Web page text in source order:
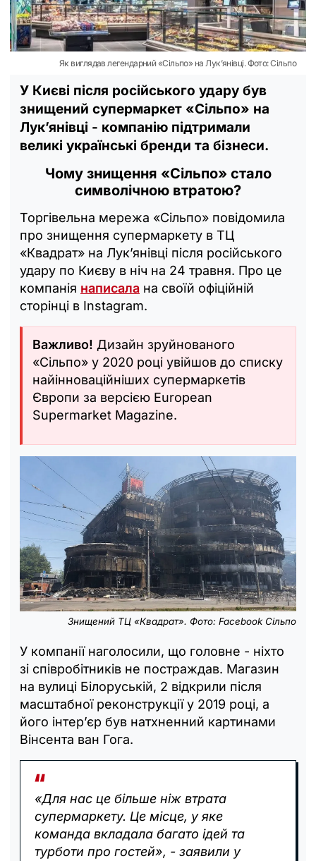
Як виглядав легендарний «Сільпо» на Лук’янівці. Фото: Сільпо
У Києві після російського удару був
знищений супермаркет «Сільпо» на
Лук’янівці - компанію підтримали
великі українські бренди та бізнеси.
Чому знищення «Сільпо» стало
символічною втратою?
Торгівельна мережа «Сільпо» повідомила
про знищення супермаркету в ТЦ
«Квадрат» на Лук’янівці після російського
удару по Києву в ніч на 24 травня. Про це
компанія написала на своїй офіційній
сторінці в Instagram.
Важливо! Дизайн зруйнованого
«Сільпо» у 2020 році увійшов до списку
найінноваційніших супермаркетів
Європи за версією European
Supermarket Magazine.
Знищений ТЦ «Квадрат». Фото: Facebook Сільпо
У компанії наголосили, що головне - ніхто
зі співробітників не постраждав. Магазин
на вулиці Білоруській, 2 відкрили після
масштабної реконструкції у 2019 році, а
його інтер’єр був натхненний картинами
Вінсента ван Гога.
«Для нас це більше ніж втрата
супермаркету. Це місце, у яке
команда вкладала багато ідей та
турботи про гостей», - заявили у